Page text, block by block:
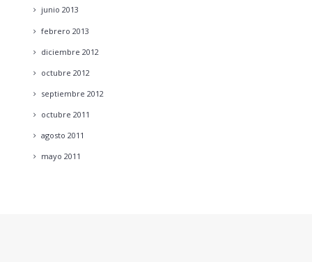
junio 2013
febrero 2013
diciembre 2012
octubre 2012
septiembre 2012
octubre 2011
agosto 2011
mayo 2011